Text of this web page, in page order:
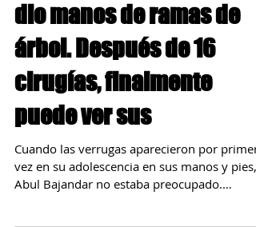
dio manos de ramas de
árbol. Después de 16
cirugías, finalmente
puede ver sus
Cuando las verrugas aparecieron por primera
vez en su adolescencia en sus manos y pies,
Abul Bajandar no estaba preocupado.